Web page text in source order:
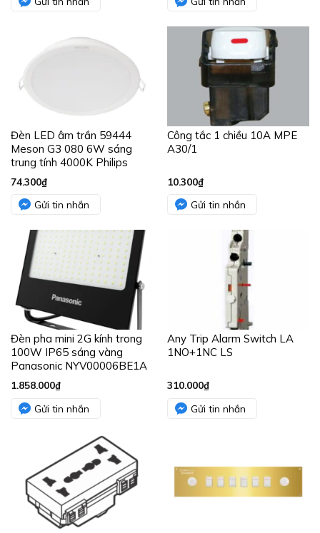
Đèn LED âm trần 59444
Meson G3 080 6W sáng
trung tính 4000K Philips
74.300₫
Gửi tin nhắn
Công tắc 1 chiều 10A MPE
A30/1
10.300₫
Gửi tin nhắn
Đèn pha mini 2G kính trong
100W IP65 sáng vàng
Panasonic NYV00006BE1A
1.858.000₫
Gửi tin nhắn
Any Trip Alarm Switch LA
1NO+1NC LS
310.000₫
Gửi tin nhắn